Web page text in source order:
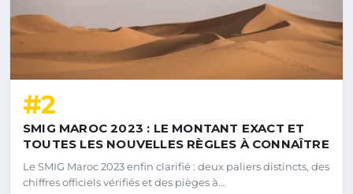
#2
SMIG MAROC 2023 : LE MONTANT EXACT ET
TOUTES LES NOUVELLES RÈGLES À CONNAÎTRE
Le SMIG Maroc 2023 enfin clarifié : deux paliers distincts, des
chiffres officiels vérifiés et des pièges à…